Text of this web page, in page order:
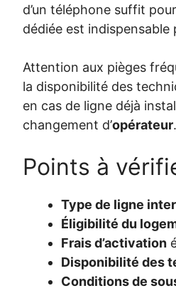
d’un téléphone suffit
dédiée est indispensable
Attention aux pièges
la disponibilité des
en cas de ligne déjà
changement d’opérateur.
Points à
Type de ligne
Éligibilité du
Frais d’activation
Disponibilité des
Conditions de